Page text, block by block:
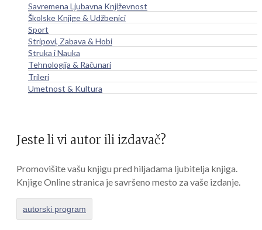
Savremena Ljubavna Književnost
Školske Knjige & Udžbenici
Sport
Stripovi, Zabava & Hobi
Struka i Nauka
Tehnologija & Računari
Trileri
Umetnost & Kultura
Jeste li vi autor ili izdavač?
Promovišite vašu knjigu pred hiljadama ljubitelja knjiga.
Knjige Online stranica je savršeno mesto za vaše izdanje.
autorski program